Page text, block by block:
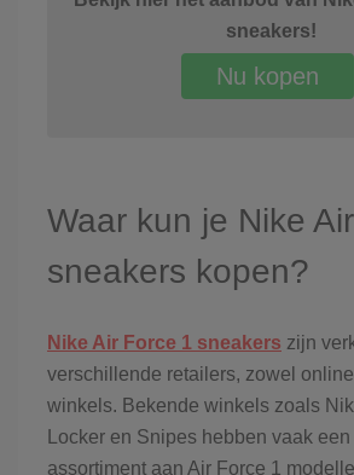
sneakers!
Nu kopen
Waar kun je Nike
sneakers kopen?
Nike Air Force 1 sneakers zijn
verschillende retailers, zowel
winkels. Bekende winkels zoals
Locker en Snipes hebben vaak een
assortiment aan Air Force 1